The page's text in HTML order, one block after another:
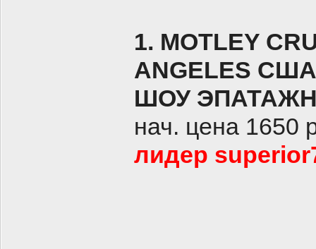
1. MOTLEY
ANGELES
ШОУ
нач. цена 1650
лидер